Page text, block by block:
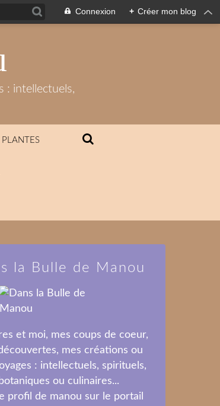
Connexion + Créer mon blog
: intellectuels,
la Bulle de Manou
et moi, mes coups de coeur,
mes créations ou
: intellectuels, spirituels,
botaniques ou culinaires...
profil de manou sur le portail